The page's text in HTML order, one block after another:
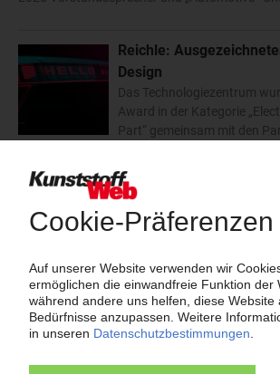
Reichle:
Design
Das Technologiezentrum
Award in der Kategorie
Part“ gemeinsam mit den
Fahrzeugbeleuchtung basiert auf dem Einsatz
Lasertechnologie.…22.07.2024
Stammwerk Lippstadt
Mit 420 Stellen will der
bis Mitte 2026 rund 10
Arbeitsplätze im
abbauen. Das wie Faurecia zur Holding Forvia